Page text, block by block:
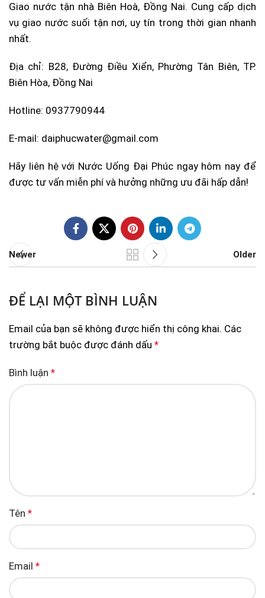
Giao nước tận nhà Biên Hoà, Đồng Nai. Cung cấp dịch
vụ giao nước suối tận nơi, uy tín trong thời gian nhanh
nhất.
Địa chỉ: B28, Đường Điều Xiển, Phường Tân Biên, TP.
Biên Hòa, Đồng Nai
Hotline: 0937790944
E-mail: daiphucwater@gmail.com
Hãy liên hệ với Nước Uống Đại Phúc ngay hôm nay để
được tư vấn miễn phí và hưởng những ưu đãi hấp dẫn!
Newer Older
ĐỂ LẠI MỘT BÌNH LUẬN
Email của bạn sẽ không được hiển thị công khai. Các
trường bắt buộc được đánh dấu *
Bình luận *
Tên *
Email *